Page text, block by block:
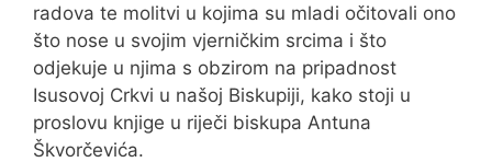
radova te molitvi u kojima su mladi očitovali ono
što nose u svojim vjerničkim srcima i što
odjekuje u njima s obzirom na pripadnost
Isusovoj Crkvi u našoj Biskupiji, kako stoji u
proslovu knjige u riječi biskupa Antuna
Škvorčevića.